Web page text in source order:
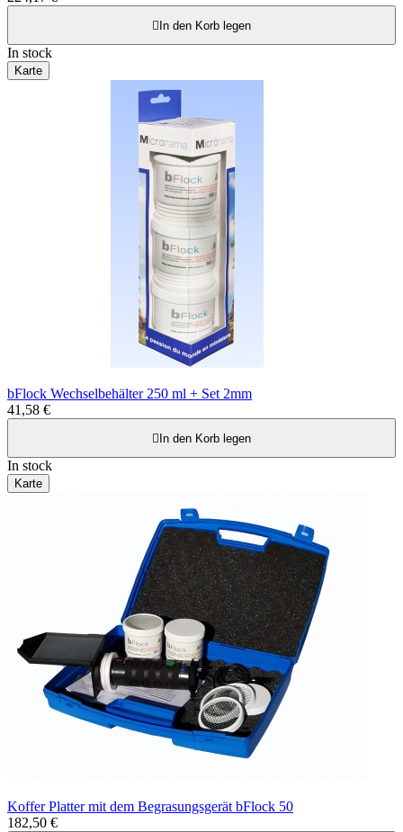
 In den Korb legen
In stock
Karte
bFlock Wechselbehälter 250 ml + Set 2mm
41,58 €
 In den Korb legen
In stock
Karte
Koffer Platter mit dem Begrasungsgerät bFlock 50
182,50 €